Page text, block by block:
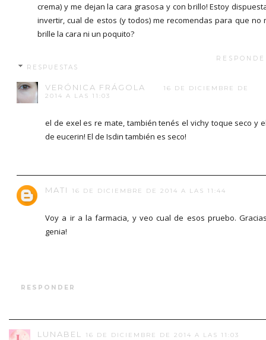
crema) y me dejan la cara grasosa y con brillo! Estoy
invertir, cual de estos (y todos) me recomendas para que no
brille la cara ni un poquito?
RESPUESTAS
VERÓNICA FRÁGOLA
16 DE DICIEMBRE DE
2014 A LAS 11:03
el de exel es re mate, también tenés el vichy toque seco y
de eucerin! El de Isdin también es seco!
MATI 16 DE DICIEMBRE DE 2014 A LAS 11:44
Voy a ir a la farmacia, y veo cual de esos pruebo.
genia!
RESPONDER
LUNABEL 16 DE DICIEMBRE DE 2014 A LAS 11:03